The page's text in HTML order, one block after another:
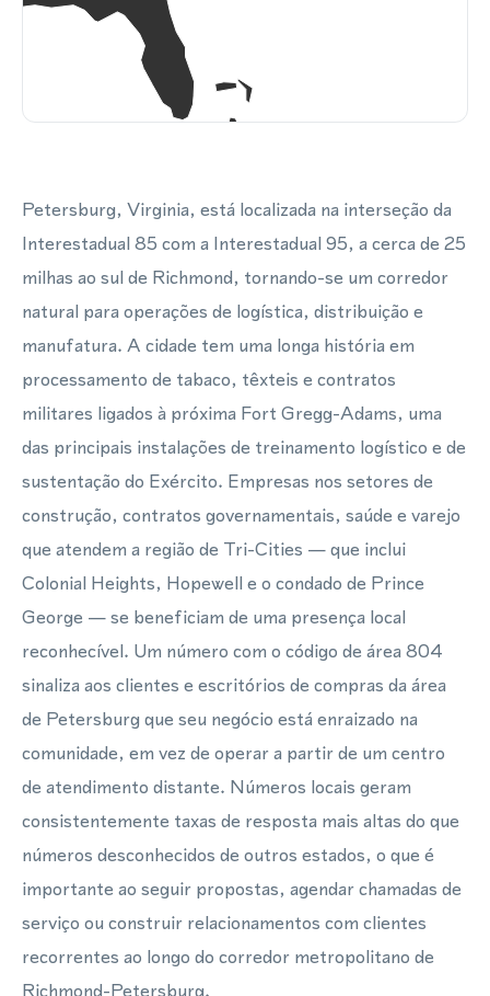
Petersburg, Virginia, está localizada na interseção da
Interestadual 85 com a Interestadual 95, a cerca de 25
milhas ao sul de Richmond, tornando-se um corredor
natural para operações de logística, distribuição e
manufatura. A cidade tem uma longa história em
processamento de tabaco, têxteis e contratos
militares ligados à próxima Fort Gregg-Adams, uma
das principais instalações de treinamento logístico e de
sustentação do Exército. Empresas nos setores de
construção, contratos governamentais, saúde e varejo
que atendem a região de Tri-Cities — que inclui
Colonial Heights, Hopewell e o condado de Prince
George — se beneficiam de uma presença local
reconhecível. Um número com o código de área 804
sinaliza aos clientes e escritórios de compras da área
de Petersburg que seu negócio está enraizado na
comunidade, em vez de operar a partir de um centro
de atendimento distante. Números locais geram
consistentemente taxas de resposta mais altas do que
números desconhecidos de outros estados, o que é
importante ao seguir propostas, agendar chamadas de
serviço ou construir relacionamentos com clientes
recorrentes ao longo do corredor metropolitano de
Richmond-Petersburg.